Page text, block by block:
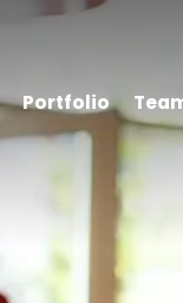
Portfolio